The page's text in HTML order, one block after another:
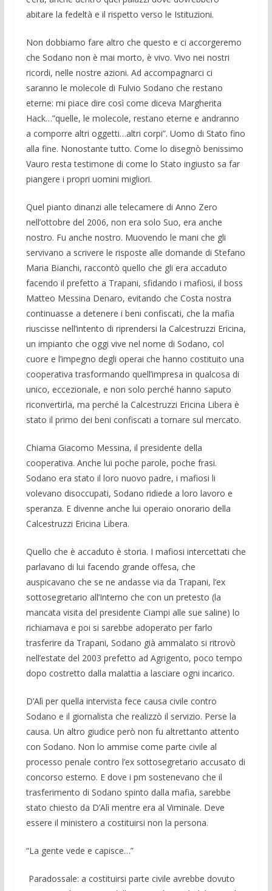
abitare la fe­deltà e il rispetto verso le Istituzioni.
Non dobbiamo fare altro che questo e ci accorgeremo
che Sodano non è mai morto, è vivo. Vivo nei nostri
ricordi, nelle nostre azioni. Ad accompagnarci ci
saranno le molecole di Fulvio Sodano che restano
eterne: mi piace dire così come diceva Margherita
Hack…”quelle, le molecole, restano eterne e andranno
a comporre altri oggetti…altri corpi”. Uomo di Stato fino
alla fine. Nonostante tutto. Come lo dise­gnò benissimo
Vauro resta testimone di come lo Stato ingiusto sa far
piangere i propri uomini migliori.
Quel pianto dinanzi alle telecamere di Anno Zero
nell’ottobre del 2006, non era solo Suo, era anche
nostro. Fu anche no­stro. Muovendo le mani che gli
servivano a scrivere le risposte alle domande di Ste­fano
Maria Bianchi, raccontò quello che gli era accaduto
facendo il prefetto a Tra­pani, sfidando i mafiosi, il boss
Matteo Messina Denaro, evitando che Costa no­stra
continuasse a detenere i beni confisca­ti, che la mafia
riuscisse nell’intento di ri­prendersi la Calcestruzzi Ericina,
un im­pianto che oggi vive nel nome di Sodano, col
cuore e l’impegno degli operai che hanno costituito una
cooperativa trasfor­mando quell’impresa in qualcosa di
unico, eccezionale, e non solo perché hanno sa­puto
riconvertirla, ma perché la Calce­struzzi Ericina Libera è
stato il primo dei beni confiscati a tornare sul mer­cato.
Chiama Giacomo Messina, il presidente della
cooperativa. Anche lui poche parole, poche frasi.
Sodano era stato il loro nuovo padre, i mafiosi li
volevano disoccupati, Sodano ridiede a loro lavoro e
speranza. E divenne anche lui operaio onorario della
Calcestruzzi Ericina Libera.
Quello che è accaduto è storia. I mafiosi intercettati che
parlavano di lui facendo grande offesa, che
auspicavano che se ne andasse via da Trapani, l’ex
sottosegretario all’Interno che con un pretesto (la
mancata visita del presidente Ciampi alle sue saline) lo
ri­chiamava e poi si sarebbe adoperato per farlo
trasferire da Trapani, Sodano già am­malato si ritrovò
nell’estate del 2003 pre­fetto ad Agrigento, poco tempo
dopo co­stretto dalla malattia a lasciare ogni incari­co.
D’Alì per quella intervista fece causa ci­vile contro
Sodano e il giornalista che rea­lizzò il servizio. Perse la
causa. Un altro giudice però non fu altrettanto attento
con Sodano. Non lo ammise come parte civile al
processo penale contro l’ex sottosegre­tario accusato di
concorso esterno. E dove i pm sostenevano che il
trasferimento di Sodano spinto dalla mafia, sarebbe
stato chiesto da D’Alì mentre era al Viminale. Deve
essere il ministero a costituirsi non la persona.
“La gente vede e capisce…”
Paradossale: a costituirsi parte civile avrebbe dovuto